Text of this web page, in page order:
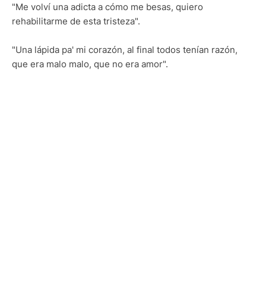
"Me volví una adicta a cómo me besas, quiero
rehabilitarme de esta tristeza".
"Una lápida pa' mi corazón, al final todos tenían razón,
que era malo malo, que no era amor".